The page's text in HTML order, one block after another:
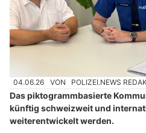
04.06.26 VON POLIZEI.NEWS
Das piktogrammbasierte
künftig schweizweit und
weiterentwickelt werden.